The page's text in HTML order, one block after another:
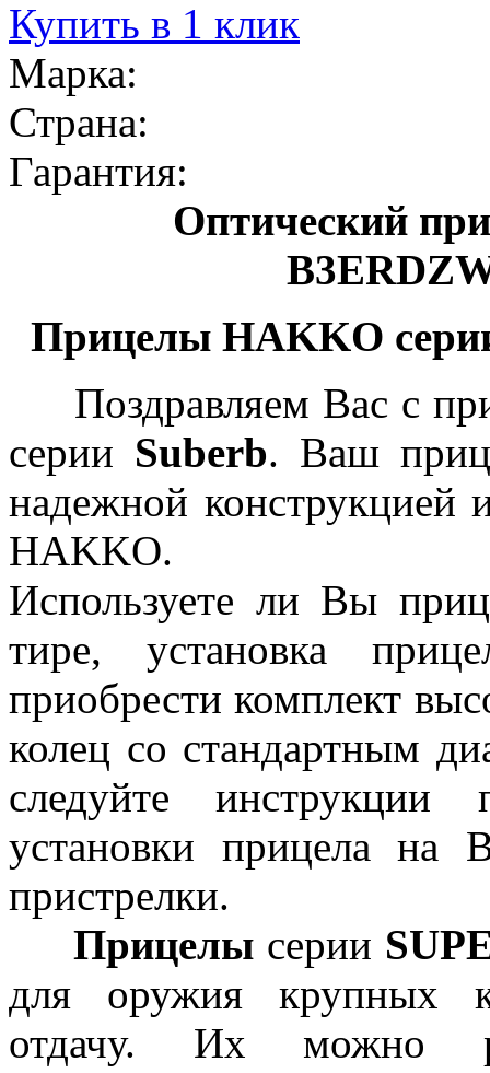
Купить в 1 клик
Марка:
Страна:
Гарантия:
Оптический
Прицелы HAKKO
Поздравляем Вас с
серии Suberb. Ваш
надежной конструкцией
HAKKO.
Используете ли Вы
тире, установка
приобрести комплект
колец со стандартным
следуйте инструкции
установки прицела на
пристрелки.
Прицелы серии
для оружия крупных
отдачу. Их можно